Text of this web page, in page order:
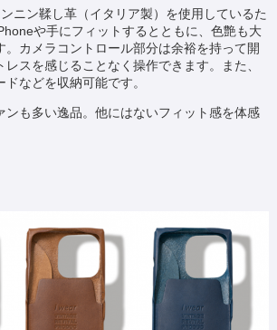
ニン鞣し革（イタリア製）を使用しているた
や手にフィットするとともに、色艶も大
。カメラコントロール部分は余裕を持って開
スを感じることなく操作できます。また、
などを収納可能です。
ンも多い逸品。他にはないフィット感を体感